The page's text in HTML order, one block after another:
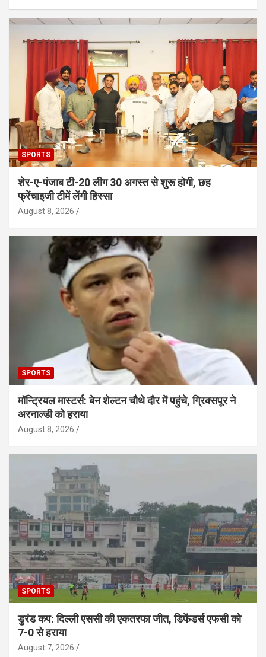
SPORTS
शेर-ए-पंजाब टी-20 लीग 30 अगस्त से शुरू होगी, छह
फ्रेंचाइजी टीमें लेंगी हिस्सा
August 8, 2026
SPORTS
मॉन्ट्रियल मास्टर्स: बेन शेल्टन चौथे दौर में पहुंचे, ग्रिक्सपूर ने
अरनाल्डी को हराया
August 8, 2026
SPORTS
डुरंड कप: दिल्ली एससी की एकतरफा जीत, डिफेंडर्स एफसी को
7-0 से हराया
August 7, 2026